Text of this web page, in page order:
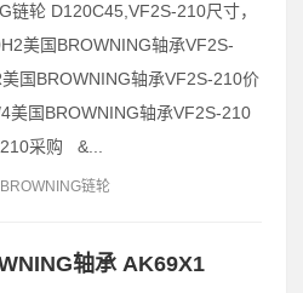
链轮 D120C45,VF2S-210尺寸，
美国BROWNING轴承VF2S-
国BROWNING轴承VF2S-210价
国BROWNING轴承VF2S-210
210采购 &...
BROWNING链轮
轴承 AK69X1